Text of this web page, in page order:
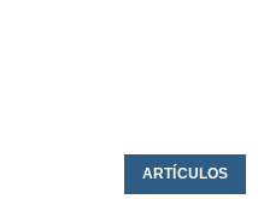
ARTÍCULOS